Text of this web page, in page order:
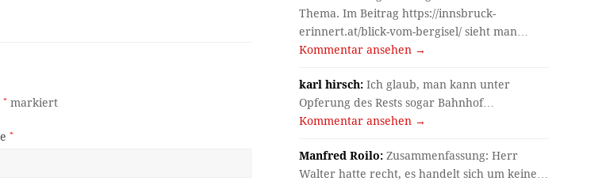
* markiert
*
Thema. Im Beitrag https://innsbruck-
erinnert.at/blick-vom-bergisel/ sieht man…
Kommentar ansehen →
karl hirsch: Ich glaub, man kann unter
Opferung des Rests sogar Bahnhof…
Kommentar ansehen →
Manfred Roilo: Zusammenfassung: Herr
Walter hatte recht, es handelt sich um keine…